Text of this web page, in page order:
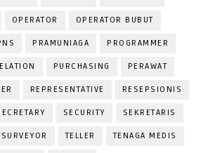
OPERATOR OPERATOR BUBUT
PRAMUNIAGA PROGRAMMER
PURCHASING PERAWAT
REPRESENTATIVE RESEPSIONIS
SECURITY SEKRETARIS
SURVEYOR TELLER TENAGA MEDIS